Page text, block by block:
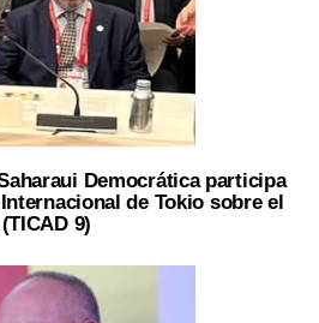
Democrática participa
de Tokio sobre el
9)